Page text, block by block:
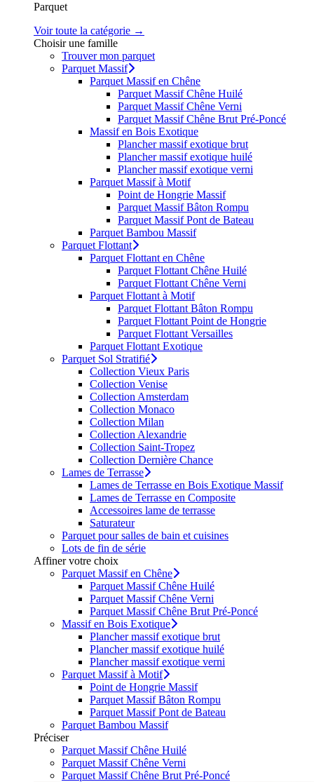
Parquet
Voir toute la catégorie →
Choisir une famille
Trouver mon parquet
Parquet Massif
Parquet Massif en Chêne
Parquet Massif Chêne Huilé
Parquet Massif Chêne Verni
Parquet Massif Chêne Brut Pré-Poncé
Massif en Bois Exotique
Plancher massif exotique brut
Plancher massif exotique huilé
Plancher massif exotique verni
Parquet Massif à Motif
Point de Hongrie Massif
Parquet Massif Bâton Rompu
Parquet Massif Pont de Bateau
Parquet Bambou Massif
Parquet Flottant
Parquet Flottant en Chêne
Parquet Flottant Chêne Huilé
Parquet Flottant Chêne Verni
Parquet Flottant à Motif
Parquet Flottant Bâton Rompu
Parquet Flottant Point de Hongrie
Parquet Flottant Versailles
Parquet Flottant Exotique
Parquet Sol Stratifié
Collection Vieux Paris
Collection Venise
Collection Amsterdam
Collection Monaco
Collection Milan
Collection Alexandrie
Collection Saint-Tropez
Collection Dernière Chance
Lames de Terrasse
Lames de Terrasse en Bois Exotique Massif
Lames de Terrasse en Composite
Accessoires lame de terrasse
Saturateur
Parquet pour salles de bain et cuisines
Lots de fin de série
Affiner votre choix
Parquet Massif en Chêne
Parquet Massif Chêne Huilé
Parquet Massif Chêne Verni
Parquet Massif Chêne Brut Pré-Poncé
Massif en Bois Exotique
Plancher massif exotique brut
Plancher massif exotique huilé
Plancher massif exotique verni
Parquet Massif à Motif
Point de Hongrie Massif
Parquet Massif Bâton Rompu
Parquet Massif Pont de Bateau
Parquet Bambou Massif
Préciser
Parquet Massif Chêne Huilé
Parquet Massif Chêne Verni
Parquet Massif Chêne Brut Pré-Poncé